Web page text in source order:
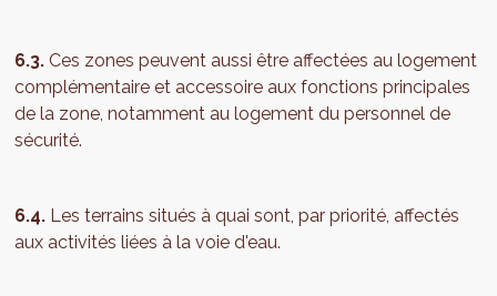
6.3.Ces zones peuvent aussi être affectées au logement
complémentaire et accessoire aux fonctions principales
de la zone, notamment au logement du personnel de
sécurité.
6.4. Les terrains situés à quai sont, par priorité, affectés
aux activités liées à la voie d'eau.